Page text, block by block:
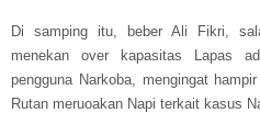
Di samping itu, beber Ali Fikri,
menekan over kapasitas Lapas
pengguna Narkoba, mengingat
Rutan meruoakan Napi terkait kasus